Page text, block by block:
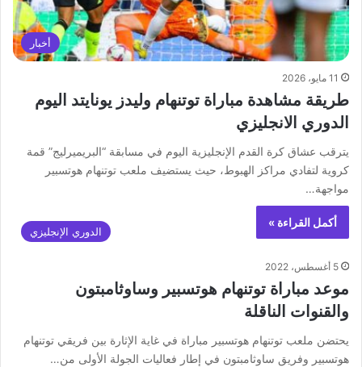
أخبار
11 مايو، 2026
طريقة مشاهدة مباراة توتنهام وليدز يونايتد اليوم
الدوري الانجليزي
يترقب عشاق كرة القدم الإنجليزية اليوم في مسابقة “البريميرليج” قمة
كروية لتفادي مراكز الهبوط، حيث يستضيف ملعب توتنهام هوتسبير
مواجهة…
أكمل القراءة »
الدوري الإنجليزي
5 أغسطس، 2022
موعد مباراة توتنهام هوتسبير وساوثامبتون
والقنوات الناقلة
يحتضن ملعب توتنهام هوتسبير مباراة في غاية الإثارة بين فريقي توتنهام
هوتسبير وفريق ساوثامبتون في إطار فعاليات الجولة الأولى من…